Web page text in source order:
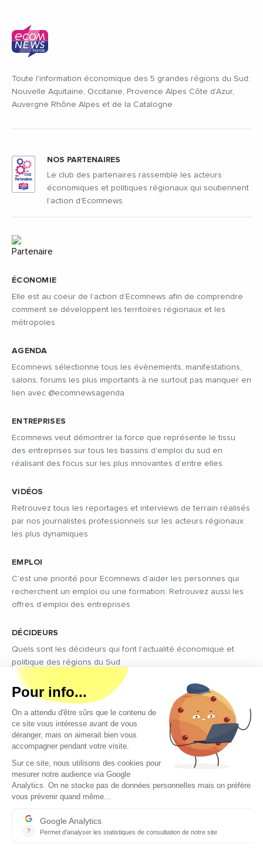
Toute l'information économique des 5 grandes régions du Sud:
Nouvelle Aquitaine, Occitanie, Provence Alpes Côte d'Azur,
Auvergne Rhône Alpes et de la Catalogne
ÉCONOMIE
Elle est au coeur de l’action d’Ecomnews afin de comprendre
comment se développent les territoires régionaux et les
métropoles
AGENDA
Ecomnews sélectionne tous les évènements, manifestations,
salons, forums les plus importants à ne surtout pas manquer en
lien avec @ecomnewsagenda
ENTREPRISES
Ecomnews veut démontrer la force que représente le tissu
des entreprises sur tous les bassins d’emploi du sud en
réalisant des focus sur les plus innovantes d’entre elles
VIDÉOS
Retrouvez tous les reportages et interviews de terrain réalisés
par nos journalistes professionnels sur les acteurs régionaux
les plus dynamiques
EMPLOI
C’est une priorité pour Ecomnews d’aider les personnes qui
recherchent un emploi ou une formation. Retrouvez aussi les
offres d’emploi des entreprises
DÉCIDEURS
Quels sont les décideurs qui font l’actualité économique et
politique des régions du Sud
NOS PARTENAIRES
Le club des partenaires rassemble les acteurs
économiques et politiques régionaux qui soutiennent
l'action d'Ecomnews
Copyright © 2026 - Tous droits réservés
Qui sommes-nous ?
Contact
Conditions générales d’utilisation